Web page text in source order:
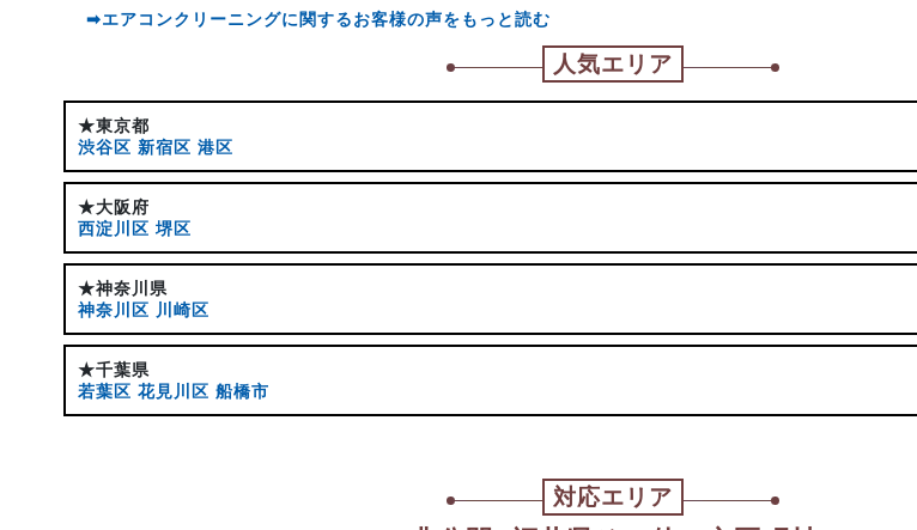
➡エアコンクリーニングに関するお客様の声をもっと読む
人気エリア
★東京都
渋谷区 新宿区 港区
★大阪府
西淀川区 堺区
★神奈川県
神奈川区 川崎区
★千葉県
若葉区 花見川区 船橋市
対応エリア